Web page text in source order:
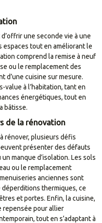
une seconde vie à une
espaces tout en améliorant le
comprend la remise à neuf
ou le remplacement des
d’une cuisine sur mesure.
value à l’habitation, tant en
énergétiques, tout en
bâtisse.
de la rénovation
rénover, plusieurs défis
présenter des défauts
manque d’isolation. Les sols
ou le remplacement
anciennes sont
thermiques, ce
et portes. Enfin, la cuisine,
repensée pour allier
tout en s’adaptant à